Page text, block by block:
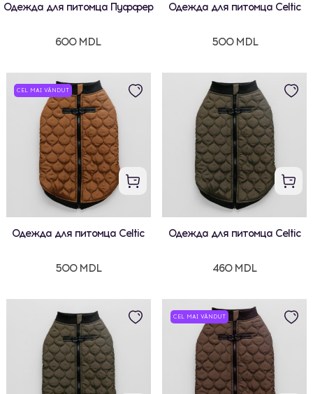
Одежда для питомца Пуффер
600 MDL
Одежда для питомца Celtic
500 MDL
CEL MAI VÂNDUT
Одежда для питомца Celtic
500 MDL
Одежда для питомца Celtic
460 MDL
CEL MAI VÂNDUT